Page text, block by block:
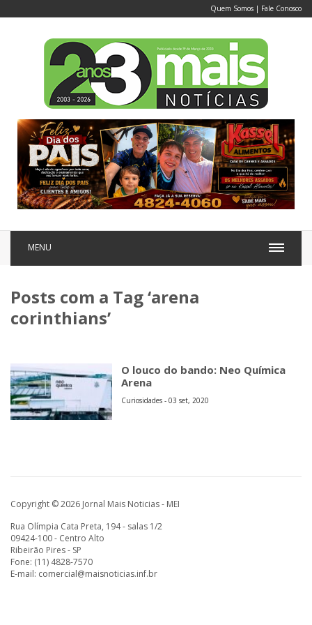
Quem Somos | Fale Conosco
MENU
Posts com a Tag ‘arena
corinthians’
O louco do bando: Neo Química
Arena
Curiosidades - 03 set, 2020
Copyright © 2026 Jornal Mais Noticias - MEI
Rua Olímpia Cata Preta, 194 - salas 1/2
09424-100 - Centro Alto
Ribeirão Pires - SP
Fone: (11) 4828-7570
E-mail: comercial@maisnoticias.inf.br